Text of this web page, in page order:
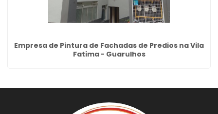
Empresa de Pintura de Fachadas de Predios na Vila
Fatima - Guarulhos